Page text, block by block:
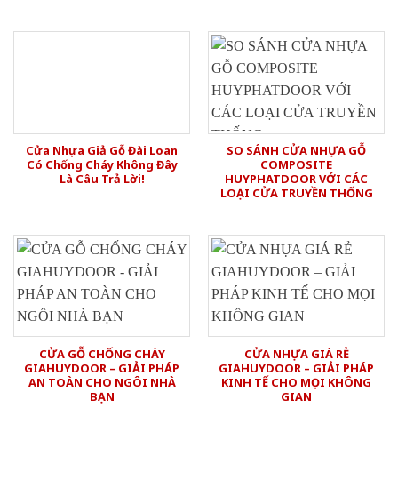
Cửa Nhựa Giả Gỗ Đài Loan
Có Chống Cháy Không Đây
Là Câu Trả Lời!
SO SÁNH CỬA NHỰA GỖ
COMPOSITE
HUYPHATDOOR VỚI CÁC
LOẠI CỬA TRUYỀN THỐNG
CỬA GỖ CHỐNG CHÁY
GIAHUYDOOR – GIẢI PHÁP
AN TOÀN CHO NGÔI NHÀ
BẠN
CỬA NHỰA GIÁ RẺ
GIAHUYDOOR – GIẢI PHÁP
KINH TẾ CHO MỌI KHÔNG
GIAN